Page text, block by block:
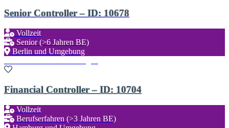
Senior Controller – ID: 10678
Vollzeit
Senior (>6 Jahren BE)
Berlin und Umgebung
Financial Controller – ID: 10704
Vollzeit
Berufserfahren (>3 Jahren BE)